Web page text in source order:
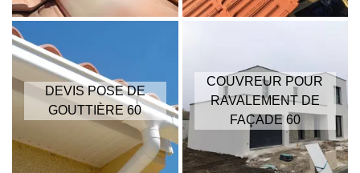
DEVIS POSE DE
GOUTTIÈRE 60
COUVREUR POUR
RAVALEMENT DE
FAÇADE 60